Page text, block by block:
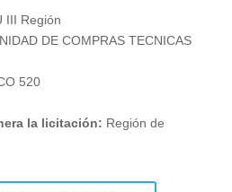
III Región
DE COMPRAS TECNICAS
520
la licitación: Región de